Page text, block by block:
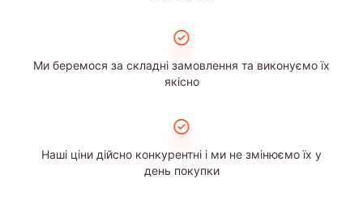
Ми беремося за складні замовлення та виконуємо їх
якісно
Наші ціни дійсно конкурентні і ми не змінюємо їх у
день покупки